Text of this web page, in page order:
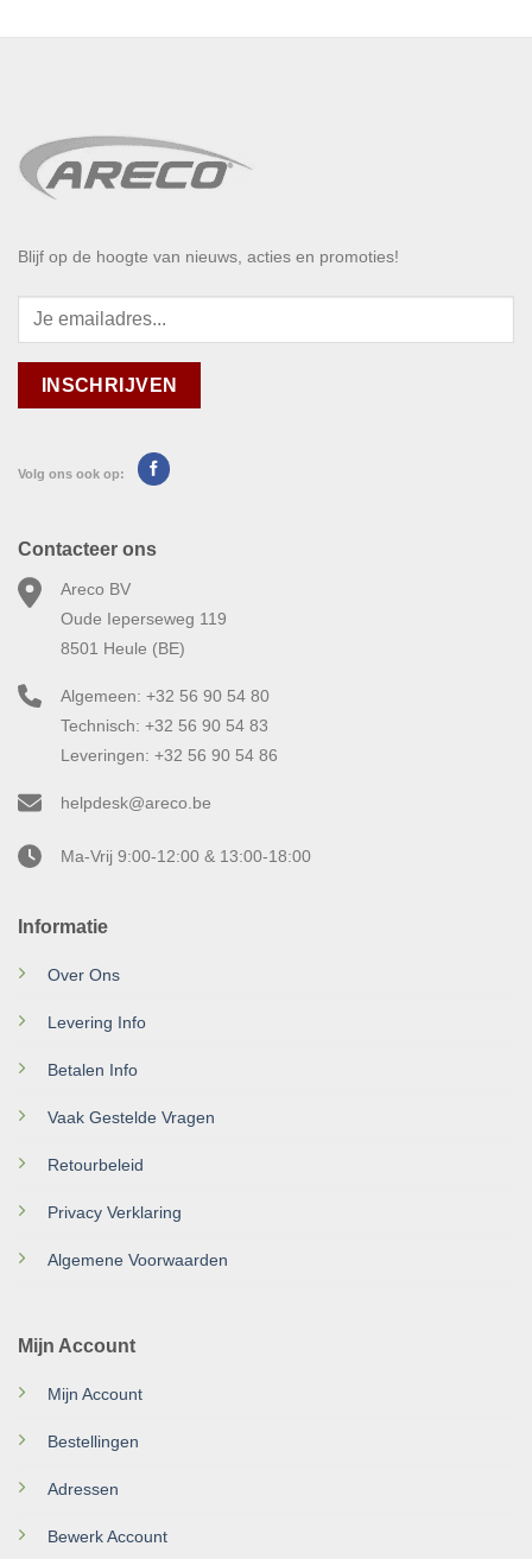
Blijf op de hoogte van nieuws, acties en promoties!
Volg ons ook op:
Informatie
Over Ons
Levering Info
Betalen Info
Vaak Gestelde Vragen
Retourbeleid
Privacy Verklaring
Algemene Voorwaarden
Mijn Account
Mijn Account
Bestellingen
Adressen
Bewerk Account
Contacteer ons
Areco BV
Oude Ieperseweg 119
8501 Heule (BE)
Algemeen: +32 56 90 54 80
Technisch: +32 56 90 54 83
Leveringen: +32 56 90 54 86
helpdesk@areco.be
Ma-Vrij 9:00-12:00 & 13:00-18:00